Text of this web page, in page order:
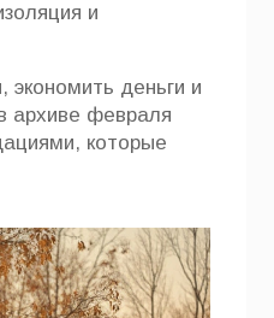
и
деньги и
архиве февраля
которые